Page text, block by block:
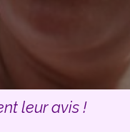
leur avis !